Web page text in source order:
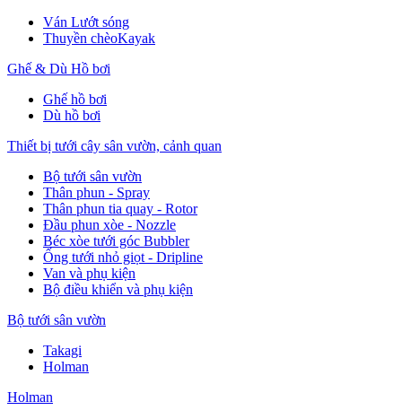
Ván Lướt sóng
Thuyền chèoKayak
Ghế & Dù Hồ bơi
Ghế hồ bơi
Dù hồ bơi
Thiết bị tưới cây sân vườn, cảnh quan
Bộ tưới sân vườn
Thân phun - Spray
Thân phun tia quay - Rotor
Đầu phun xòe - Nozzle
Béc xòe tưới góc Bubbler
Ống tưới nhỏ giọt - Dripline
Van và phụ kiện
Bộ điều khiển và phụ kiện
Bộ tưới sân vườn
Takagi
Holman
Holman